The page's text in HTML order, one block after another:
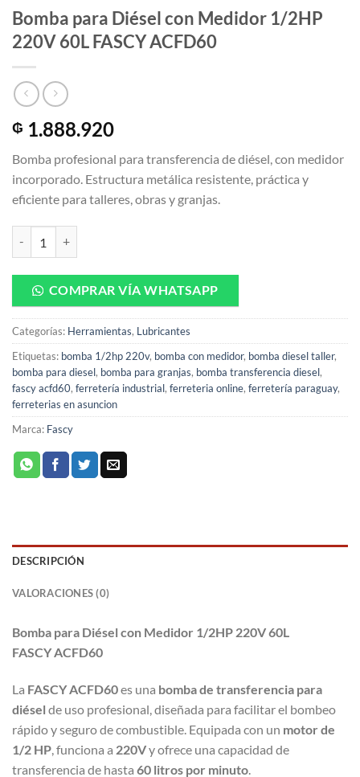
Bomba para Diésel con Medidor 1/2HP
220V 60L FASCY ACFD60
₲ 1.888.920
Bomba profesional para transferencia de diésel, con medidor
incorporado. Estructura metálica resistente, práctica y
eficiente para talleres, obras y granjas.
COMPRAR VÍA WHATSAPP
Categorías: Herramientas, Lubricantes
Etiquetas: bomba 1/2hp 220v, bomba con medidor, bomba diesel taller,
bomba para diesel, bomba para granjas, bomba transferencia diesel,
fascy acfd60, ferretería industrial, ferreteria online, ferretería paraguay,
ferreterias en asuncion
Marca: Fascy
DESCRIPCIÓN
VALORACIONES (0)
Bomba para Diésel con Medidor 1/2HP 220V 60L
FASCY ACFD60
La FASCY ACFD60es una bomba de transferencia para
diésel de uso profesional, diseñada para facilitar el bombeo
rápido y seguro de combustible. Equipada con un motor de
1/2 HP, funciona a 220Vy ofrece una capacidad de
transferencia de hasta 60 litros por minuto.